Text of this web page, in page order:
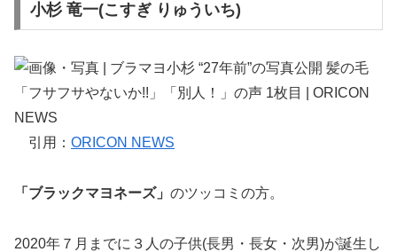
小杉 竜一(こすぎ りゅういち)
引用： ORICON NEWS
「ブラックマヨネーズ」 のツッコミの方。
2020年７月までに３人の子供(長男・長女・次男)が誕生し